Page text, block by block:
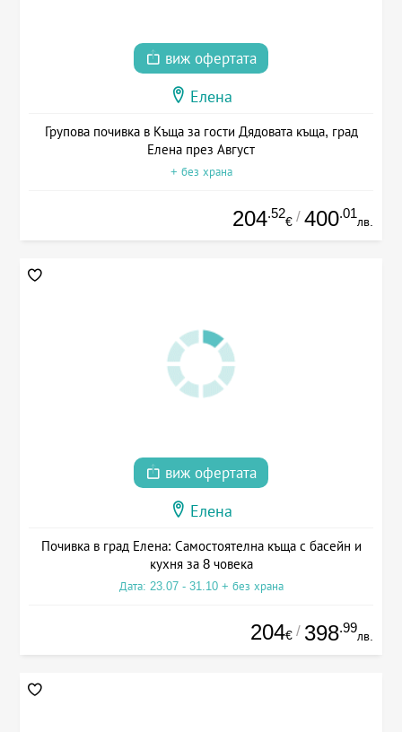
виж офертата
Елена
Групова почивка в Къща за гости Дядовата къща, град
Елена през Август
+ без храна
204.52
€ / 400.01
лв.
виж офертата
Елена
Почивка в град Елена: Самостоятелна къща с басейн и
кухня за 8 човека
Дата: 23.07 - 31.10 + без храна
204€ / 398.99
лв.